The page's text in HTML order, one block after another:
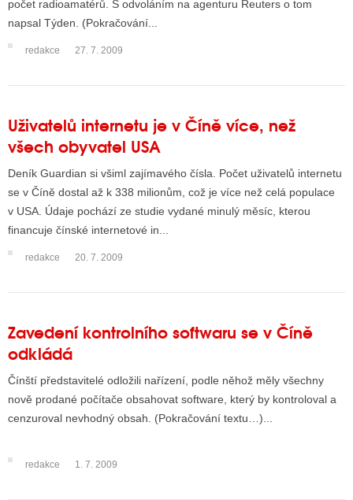
počet radioamatérů. S odvoláním na agenturu Reuters o tom
napsal Týden. (Pokračování...
redakce 27. 7. 2009
Uživatelů internetu je v Číně více, než
všech obyvatel USA
Deník Guardian si všiml zajímavého čísla. Počet uživatelů internetu
se v Číně dostal až k 338 milionům, což je více než celá populace
v USA. Údaje pochází ze studie vydané minulý měsíc, kterou
financuje čínské internetové in...
redakce 20. 7. 2009
Zavedení kontrolního softwaru se v Číně
odkládá
Čínští představitelé odložili nařízení, podle něhož měly všechny
nově prodané počítače obsahovat software, který by kontroloval a
cenzuroval nevhodný obsah. (Pokračování textu…)...
redakce 1. 7. 2009